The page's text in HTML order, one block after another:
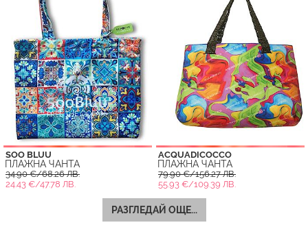
SOO BLUU
ПЛАЖНА ЧАНТА
34.90 €/68.26 ЛВ.
24.43 €/47.78 ЛВ.
ACQUADICOCCO
ПЛАЖНА ЧАНТА
79.90 €/156.27 ЛВ.
55.93 €/109.39 ЛВ.
РАЗГЛЕДАЙ ОЩЕ...